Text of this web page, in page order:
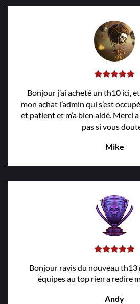
Bonjour j’ai acheté un th10 ici,
mon achat l’admin qui s’est
et patient et m’a bien aidé. Merci a
pas si vous
Mike
Bonjour ravis du nouveau th13
équipes au top rien a redire
Andy